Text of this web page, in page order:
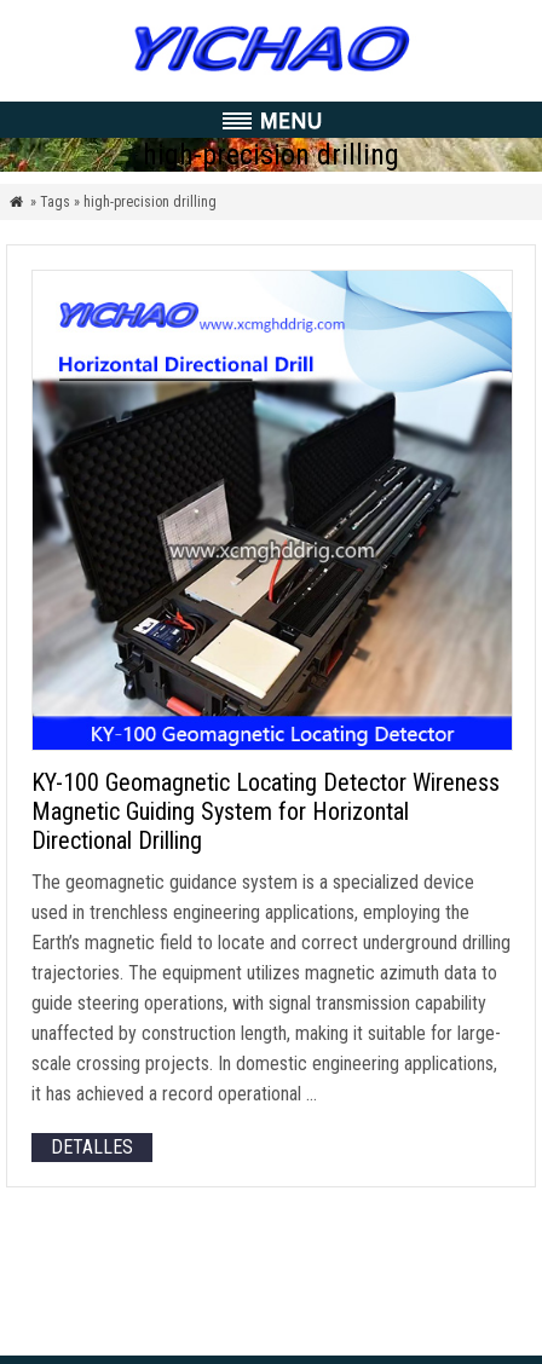
high-precision drilling
 » Tags » high-precision drilling
KY-100 Geomagnetic Locating Detector Wireness
Magnetic Guiding System for Horizontal
Directional Drilling
The geomagnetic guidance system is a specialized device
used in trenchless engineering applications, employing the
Earth’s magnetic field to locate and correct underground drilling
trajectories. The equipment utilizes magnetic azimuth data to
guide steering operations, with signal transmission capability
unaffected by construction length, making it suitable for large-
scale crossing projects. In domestic engineering applications,
it has achieved a record operational …
DETALLES